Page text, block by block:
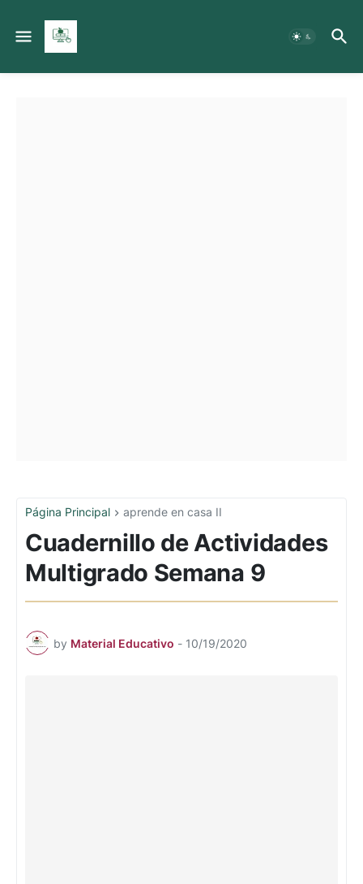
Página Principal aprende en casa II
Cuadernillo de Actividades
Multigrado Semana 9
by Material Educativo - 10/19/2020